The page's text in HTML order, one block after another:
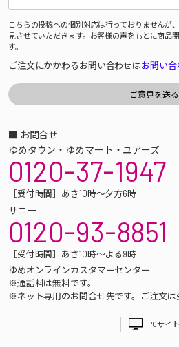
こちらの投稿への個別対応は行っておりませんが
見させていただきます。お客様の声をもとに商品
す。
ご注文にかかわるお問い合わせはお問い
■ お問合せ
ゆめタウン・ゆめマート・ユアーズ
0120-37-1947
［受付時間］あさ10時～夕方6時
サニー
0120-93-8851
［受付時間］あさ10時～よる9時
ゆめオンラインカスタマーセンター
※通話料は無料です。
※ネット専用のお問合せ先です。ご注文は
PCサイト